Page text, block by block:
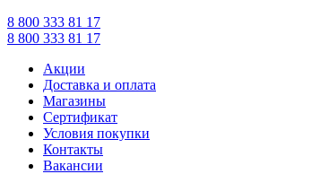
8 800 333 81 17
8 800 333 81 17
Акции
Доставка и оплата
Магазины
Сертификат
Условия покупки
Контакты
Вакансии